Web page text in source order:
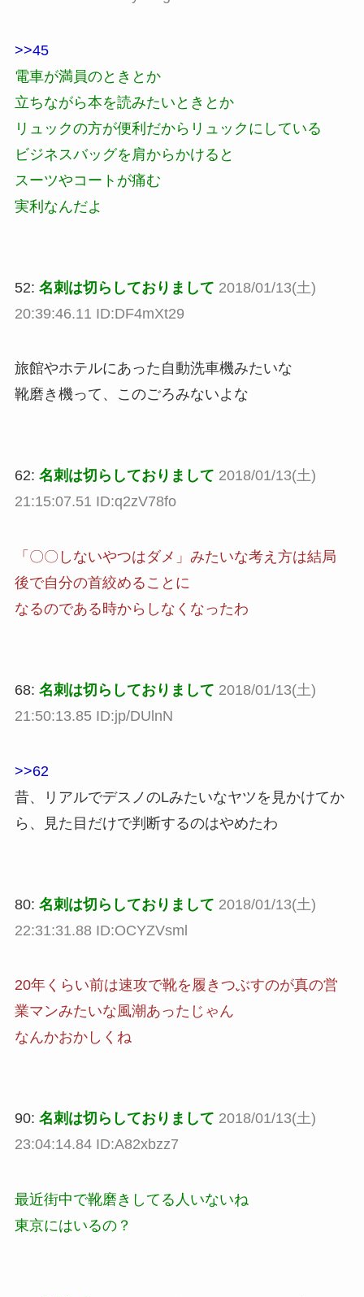
>>45
電車が満員のときとか
立ちながら本を読みたいときとか
リュックの方が便利だからリュックにしている
ビジネスバッグを肩からかけると
スーツやコートが痛む
実利なんだよ
52: 名刺は切らしておりまして 2018/01/13(土)
20:39:46.11 ID:DF4mXt29
旅館やホテルにあった自動洗車機みたいな
靴磨き機って、このごろみないよな
62: 名刺は切らしておりまして 2018/01/13(土)
21:15:07.51 ID:q2zV78fo
「〇〇しないやつはダメ」みたいな考え方は結局
後で自分の首絞めることに
なるのである時からしなくなったわ
68: 名刺は切らしておりまして 2018/01/13(土)
21:50:13.85 ID:jp/DUlnN
>>62
昔、リアルでデスノのLみたいなヤツを見かけてか
ら、見た目だけで判断するのはやめたわ
80: 名刺は切らしておりまして 2018/01/13(土)
22:31:31.88 ID:OCYZVsml
20年くらい前は速攻で靴を履きつぶすのが真の営
業マンみたいな風潮あったじゃん
なんかおかしくね
90: 名刺は切らしておりまして 2018/01/13(土)
23:04:14.84 ID:A82xbzz7
最近街中で靴磨きしてる人いないね
東京にはいるの？